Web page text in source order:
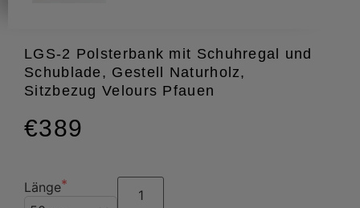
LGS-2 Polsterbank mit Schuhregal und
Schublade, Gestell Naturholz,
Sitzbezug Velours Pfauen
€389
Länge